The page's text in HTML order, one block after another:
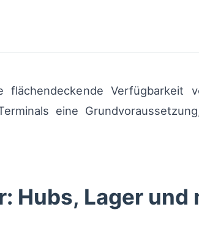
flächendeckende Verfügbarkeit
eine
Hubs, Lager und